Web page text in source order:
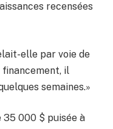
recensées
elle par voie de
financement, il
semaines.»
35 000 $ puisée à